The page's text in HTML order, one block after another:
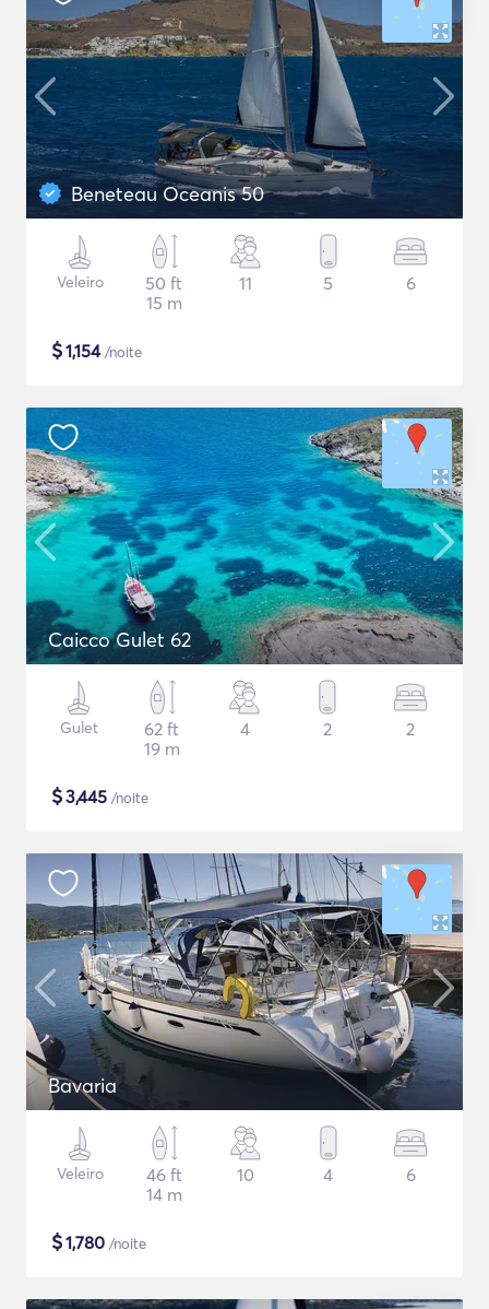
Beneteau Oceanis 50
Veleiro
50 ft
15 m
11 5 6
$1,154/noite
Caicco Gulet 62
Gulet
62 ft
19 m
4 2 2
$3,445 /noite
Bavaria
Veleiro
46 ft
14 m
10 4 6
$1,780 /noite